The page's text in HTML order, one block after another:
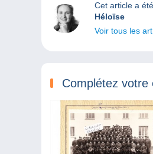
Cet article a
Héloïse
Voir tous les
Complétez votre